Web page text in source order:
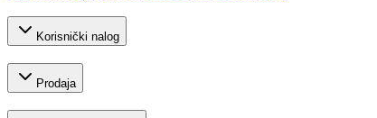
Korisnički nalog
Prodaja